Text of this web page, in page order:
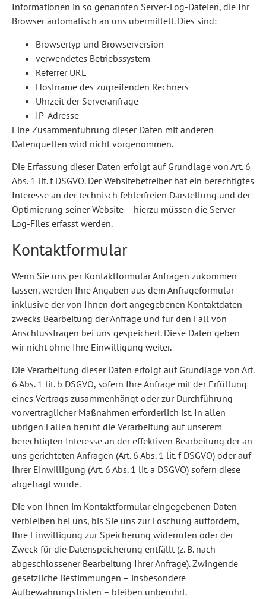
Informationen in so genannten Server-Log-Dateien, die Ihr
Browser automatisch an uns übermittelt. Dies sind:
Browsertyp und Browserversion
verwendetes Betriebssystem
Referrer URL
Hostname des zugreifenden Rechners
Uhrzeit der Serveranfrage
IP-Adresse
Eine Zusammenführung dieser Daten mit anderen
Datenquellen wird nicht vorgenommen.
Die Erfassung dieser Daten erfolgt auf Grundlage von Art. 6
Abs. 1 lit. f DSGVO. Der Websitebetreiber hat ein berechtigtes
Interesse an der technisch fehlerfreien Darstellung und der
Optimierung seiner Website – hierzu müssen die Server-
Log-Files erfasst werden.
Kontaktformular
Wenn Sie uns per Kontaktformular Anfragen zukommen
lassen, werden Ihre Angaben aus dem Anfrageformular
inklusive der von Ihnen dort angegebenen Kontaktdaten
zwecks Bearbeitung der Anfrage und für den Fall von
Anschlussfragen bei uns gespeichert. Diese Daten geben
wir nicht ohne Ihre Einwilligung weiter.
Die Verarbeitung dieser Daten erfolgt auf Grundlage von Art.
6 Abs. 1 lit. b DSGVO, sofern Ihre Anfrage mit der Erfüllung
eines Vertrags zusammenhängt oder zur Durchführung
vorvertraglicher Maßnahmen erforderlich ist. In allen
übrigen Fällen beruht die Verarbeitung auf unserem
berechtigten Interesse an der effektiven Bearbeitung der an
uns gerichteten Anfragen (Art. 6 Abs. 1 lit. f DSGVO) oder auf
Ihrer Einwilligung (Art. 6 Abs. 1 lit. a DSGVO) sofern diese
abgefragt wurde.
Die von Ihnen im Kontaktformular eingegebenen Daten
verbleiben bei uns, bis Sie uns zur Löschung auffordern,
Ihre Einwilligung zur Speicherung widerrufen oder der
Zweck für die Datenspeicherung entfällt (z. B. nach
abgeschlossener Bearbeitung Ihrer Anfrage). Zwingende
gesetzliche Bestimmungen – insbesondere
Aufbewahrungsfristen – bleiben unberührt.